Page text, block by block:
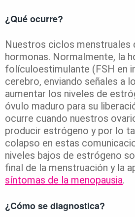
¿Qué ocurre?
Nuestros ciclos menstruales
hormonas. Normalmente, la
folículoestimulante (FSH en
cerebro, enviando señales a
aumentar los niveles de
óvulo maduro para su
ocurre cuando nuestros
producir estrógeno y por lo
colapso en estas
niveles bajos de estrógeno
final de la menstruación y la
síntomas de la menopausia.
¿Cómo se diagnostica?